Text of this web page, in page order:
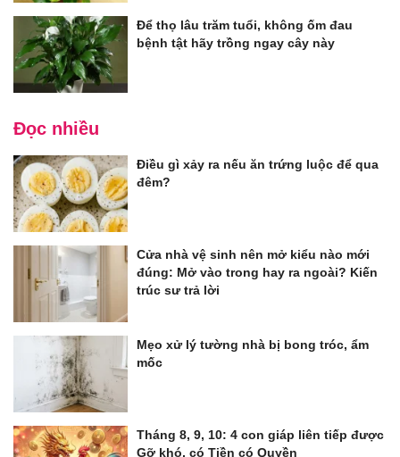
Để thọ lâu trăm tuổi, không ốm đau
bệnh tật hãy trồng ngay cây này
Đọc nhiều
Điều gì xảy ra nếu ăn trứng luộc để qua
đêm?
Cửa nhà vệ sinh nên mở kiểu nào mới
đúng: Mở vào trong hay ra ngoài? Kiến
trúc sư trả lời
Mẹo xử lý tường nhà bị bong tróc, ẩm
mốc
Tháng 8, 9, 10: 4 con giáp liên tiếp được
Gỡ khó, có Tiền có Quyền